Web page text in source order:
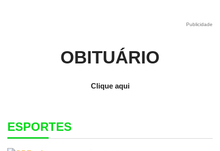
Publicidade
OBITUÁRIO
Clique aqui
ESPORTES